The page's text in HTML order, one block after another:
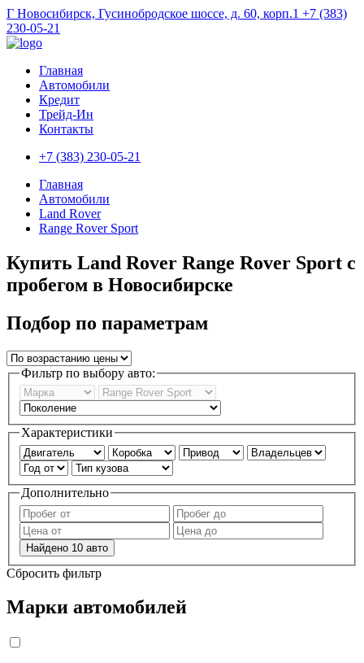
Г Новосибирск, Гусинобродское шоссе, д. 60, корп.1 +7 (383)
230-05-21
Главная
Автомобили
Кредит
Трейд-Ин
Контакты
+7 (383) 230-05-21
Главная
Автомобили
Land Rover
Range Rover Sport
Купить Land Rover Range Rover Sport с
пробегом в Новосибирске
Подбор по параметрам
Фильтр по выбору авто:
Характеристики
Дополнительно
Найдено 10 авто
Сбросить фильтр
Марки автомобилей